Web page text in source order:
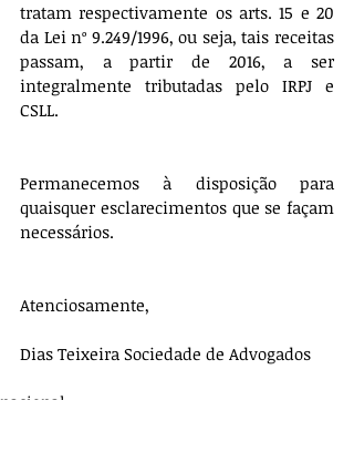
tratam respectivamente os arts. 15 e 20
da Lei nº 9.249/1996, ou seja, tais receitas
passam, a partir de 2016, a ser
integralmente tributadas pelo IRPJ e
CSLL.
Permanecemos à disposição para
quaisquer esclarecimentos que se façam
necessários.
Atenciosamente,
Dias Teixeira Sociedade de Advogados
nacional